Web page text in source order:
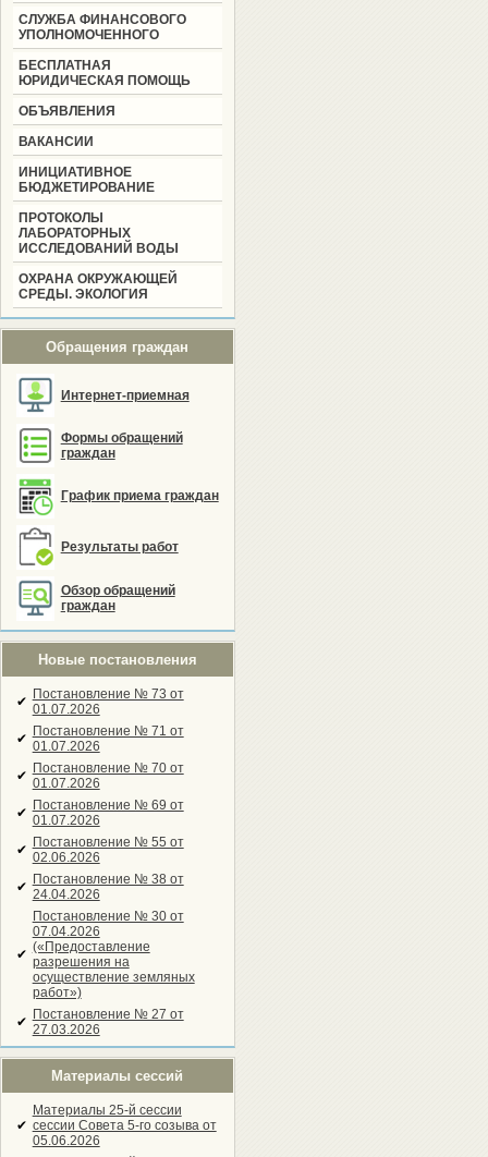
СЛУЖБА ФИНАНСОВОГО
УПОЛНОМОЧЕННОГО
БЕСПЛАТНАЯ
ЮРИДИЧЕСКАЯ ПОМОЩЬ
ОБЪЯВЛЕНИЯ
ВАКАНСИИ
ИНИЦИАТИВНОЕ
БЮДЖЕТИРОВАНИЕ
ПРОТОКОЛЫ
ЛАБОРАТОРНЫХ
ИССЛЕДОВАНИЙ ВОДЫ
ОХРАНА ОКРУЖАЮЩЕЙ
СРЕДЫ. ЭКОЛОГИЯ
Обращения граждан
Интернет-приемная
Формы обращений
граждан
График приема граждан
Результаты работ
Обзор обращений
граждан
Новые постановления
✔ Постановление № 73 от
01.07.2026
✔ Постановление № 71 от
01.07.2026
✔ Постановление № 70 от
01.07.2026
✔ Постановление № 69 от
01.07.2026
✔ Постановление № 55 от
02.06.2026
✔ Постановление № 38 от
24.04.2026
✔
Постановление № 30 от
07.04.2026
(«Предоставление
разрешения на
осуществление земляных
работ»)
✔ Постановление № 27 от
27.03.2026
Материалы сессий
✔
Материалы 25-й сессии
сессии Совета 5-го созыва от
05.06.2026